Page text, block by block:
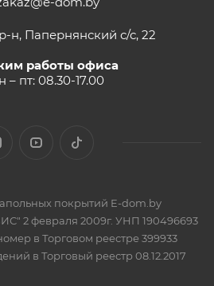
н, Папернянский с/с, 22
работы офиса
– пт: 08.30-17.00
покрытий E-dom.by
2 февраля 2009г. УНП 190496693
в Торговом реестре 399933
в Торговый реестр 08.12.2017